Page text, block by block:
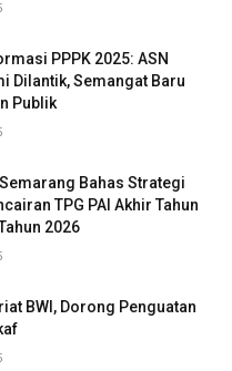
PPPK 2025: ASN
Dilantik, Semangat Baru
Publik
Bahas Strategi
TPG PAI Akhir Tahun
2026
BWI, Dorong Penguatan